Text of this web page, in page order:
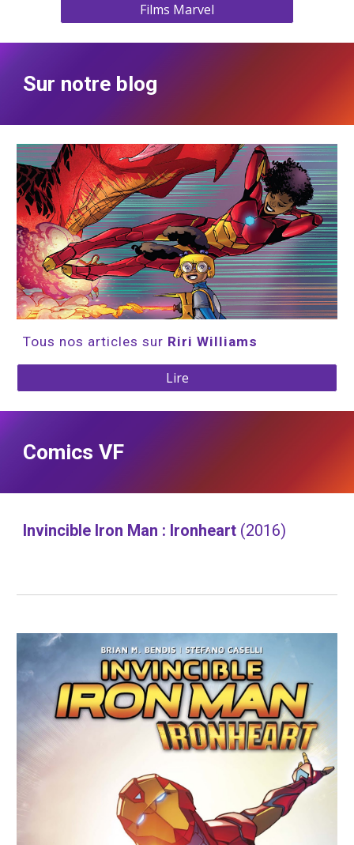
Films Marvel
Sur notre blog
Tous nos articles sur Riri Williams
Lire
Comics VF
Invincible Iron Man : Ironheart (2016)